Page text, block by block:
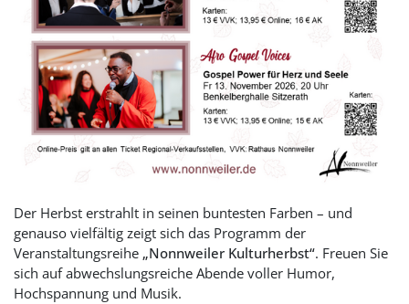
Der Herbst erstrahlt in seinen buntesten Farben – und
genauso vielfältig zeigt sich das Programm der
Veranstaltungsreihe „Nonnweiler Kulturherbst“. Freuen Sie
sich auf abwechslungsreiche Abende voller Humor,
Hochspannung und Musik.